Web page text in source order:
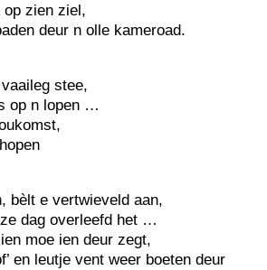
op zien ziel,
deur n olle kameroad.
stee,
op n lopen …
bèlt e vertwieveld aan,
dag overleefd het …
moe ien deur zegt,
en leutje vent weer boeten deur